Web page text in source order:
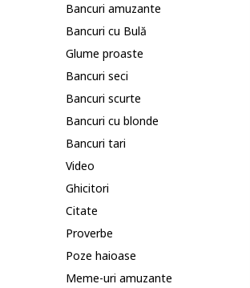
Bancuri amuzante
Bancuri cu Bulă
Glume proaste
Bancuri seci
Bancuri scurte
Bancuri cu blonde
Bancuri tari
Video
Ghicitori
Citate
Proverbe
Poze haioase
Meme-uri amuzante